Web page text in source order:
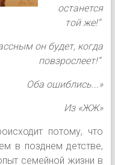
останется
той же!“
он будет, когда
повзрослеет!“
Оба ошиблись...»
Из «ЖЖ»
потому, что
в позднем детстве,
семейной жизни в